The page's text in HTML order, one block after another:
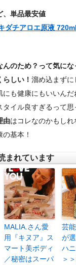
、単品最安値
ダチアロエ原液 720ml
んのため？って気に
しい！ 溜め込まず
にも健康にもいいんだ
イル良すぎるって思
由はコレなのかもし
基本！
まれています
MALIA.さん愛
用『キヌア』ス
マート美ボディ
／秘密はスーパ
芸
が
ハ
＞